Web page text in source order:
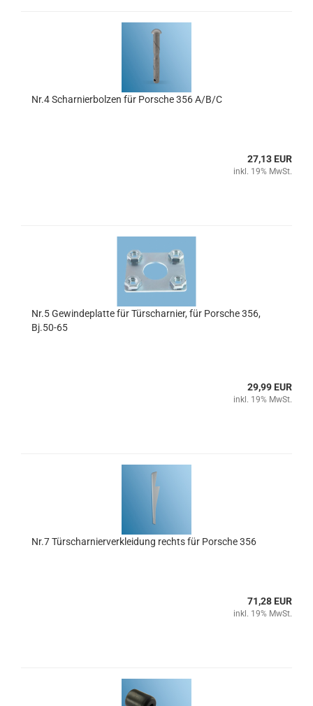
Nr.4 Scharnierbolzen für Porsche 356 A/B/C
27,13 EUR
inkl. 19% MwSt.
Nr.5 Gewindeplatte für Türscharnier, für Porsche 356,
Bj.50-65
29,99 EUR
inkl. 19% MwSt.
Nr.7 Türscharnierverkleidung rechts für Porsche 356
71,28 EUR
inkl. 19% MwSt.